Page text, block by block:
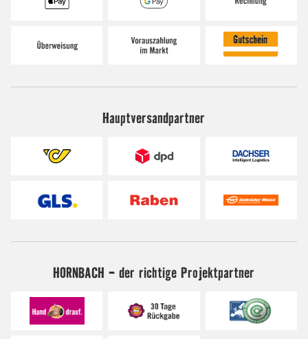
Hauptversandpartner
HORNBACH - der richtige Projektpartner